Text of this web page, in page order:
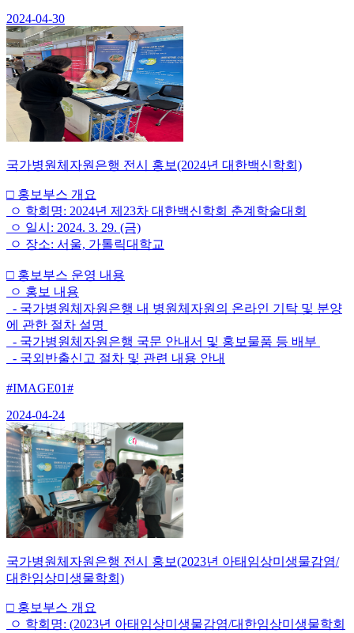
2024-04-30
국가병원체자원은행 전시 홍보(2024년 대한백신학회)
□ 홍보부스 개요
ㅇ 학회명: 2024년 제23차 대한백신학회 춘계학술대회
ㅇ 일시: 2024. 3. 29. (금)
ㅇ 장소: 서울, 가톨릭대학교
□ 홍보부스 운영 내용
ㅇ 홍보 내용
- 국가병원체자원은행 내 병원체자원의 온라인 기탁 및 분양
에 관한 절차 설명
- 국가병원체자원은행 국문 안내서 및 홍보물품 등 배부
- 국외반출신고 절차 및 관련 내용 안내
#IMAGE01#
2024-04-24
국가병원체자원은행 전시 홍보(2023년 아태임상미생물감염/
대한임상미생물학회)
□ 홍보부스 개요
ㅇ 학회명: (2023년 아태임상미생물감염/대한임상미생물학회